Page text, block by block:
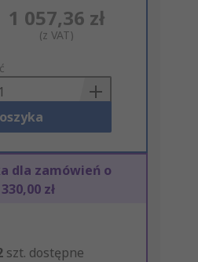
1 057,36 zł
(z VAT)
dla zamówień o
zł
szt. dostępne